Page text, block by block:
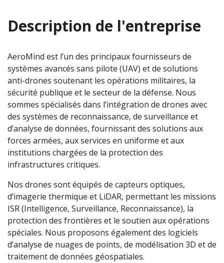
Description de l'entreprise
AeroMind est l’un des principaux fournisseurs de
systèmes avancés sans pilote (UAV) et de solutions
anti-drones soutenant les opérations militaires, la
sécurité publique et le secteur de la défense. Nous
sommes spécialisés dans l’intégration de drones avec
des systèmes de reconnaissance, de surveillance et
d’analyse de données, fournissant des solutions aux
forces armées, aux services en uniforme et aux
institutions chargées de la protection des
infrastructures critiques.
Nos drones sont équipés de capteurs optiques,
d’imagerie thermique et LiDAR, permettant les missions
ISR (Intelligence, Surveillance, Reconnaissance), la
protection des frontières et le soutien aux opérations
spéciales. Nous proposons également des logiciels
d’analyse de nuages ​​de points, de modélisation 3D et de
traitement de données géospatiales.